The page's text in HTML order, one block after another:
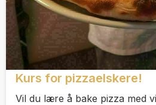
Kurs for pizzaelskere!
Vil du lære å bake pizza med